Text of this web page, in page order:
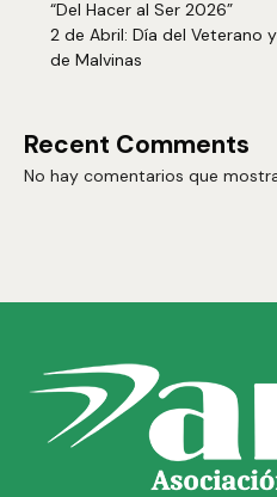
“Del Hacer al Ser 2026”
2 de Abril: Día del Veterano
de Malvinas
Recent Comments
No hay comentarios que